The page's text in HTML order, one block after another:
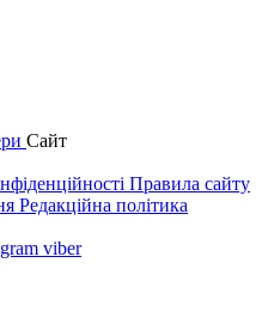
Сайт
Правила сайту
Редакційна політика
viber